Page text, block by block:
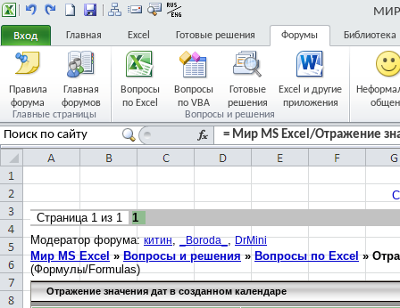
МИР
Главная Excel Готовые решения Форумы Библиотека
Правила
форума
Главная
форумов
Главные страницы
Вопросы
по Excel
Вопросы
по VBA
Готовые
решения
Excel и другие
приложения
Вопросы и решения
= Мир MS Excel/Отражение
Страница 1 из 1
1
Модератор форума:китин,_Boroda_,DrMini
Мир MS Excel » Вопросы и решения » Вопросы по Excel »
(Формулы/Formulas)
Отражение значения дат в созданном календаре